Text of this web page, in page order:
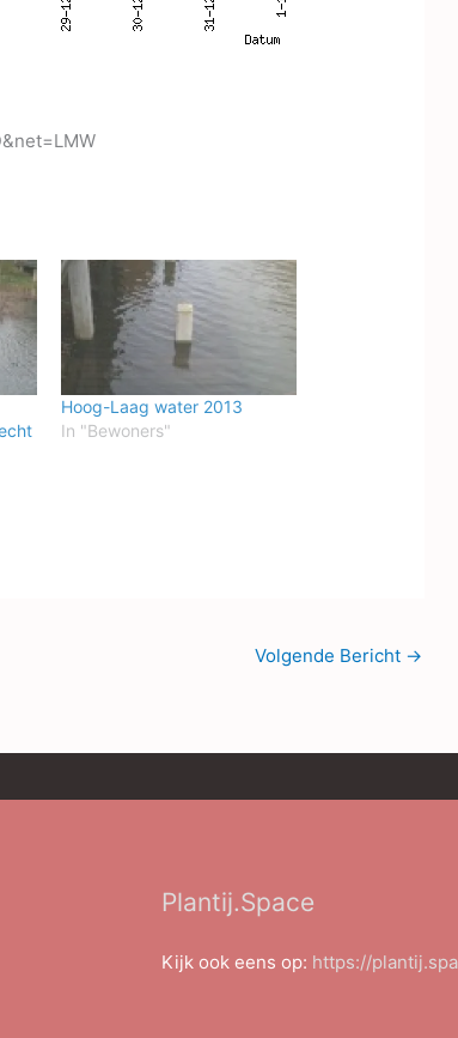
Hoog-Laag water 2013
In "Bewoners"
Volgende Bericht →
Plantij.Space
Kijk ook eens op: https://